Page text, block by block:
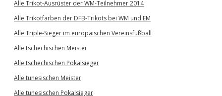
Alle Trikot-Ausrüster der WM-Teilnehmer 2014
Alle Trikotfarben der DFB-Trikots bei WM und EM
Alle Triple-Sieger im europäischen Vereinsfußball
Alle tschechischen Meister
Alle tschechischen Pokalsieger
Alle tunesischen Meister
Alle tunesischen Pokalsieger